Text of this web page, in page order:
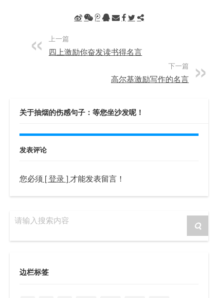
上一篇
四上激励你奋发读书得名言
下一篇
高尔基激励写作的名言
关于抽烟的伤感句子：等您坐沙发呢！
发表评论
您必须 [ 登录 ] 才能发表留言！
请输入搜索内容
边栏标签